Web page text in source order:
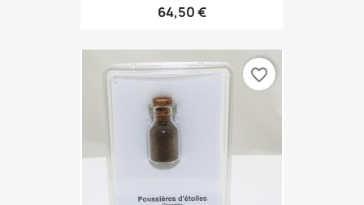
64,50 €
favorite_border